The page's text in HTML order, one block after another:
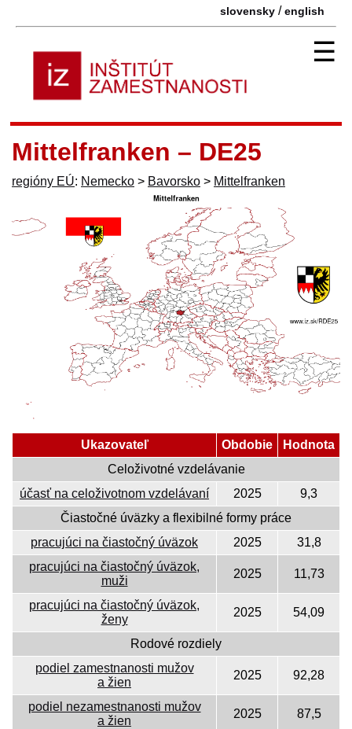
slovensky /english
☰
Mittelfranken – DE25
regióny EÚ: Nemecko > Bavorsko > Mittelfranken
Ukazovateľ Obdobie
Hodnota
Celoživotné vzdelávanie
účasť na celoživotnom vzdelávaní
2025
9,3
Čiastočné úväzky a flexibilné formy práce
pracujúci na čiastočný úväzok
2025
31,8
pracujúci na čiastočný úväzok,
muži
2025 11,73
pracujúci na čiastočný úväzok,
ženy
2025 54,09
Rodové rozdiely
podiel zamestnanosti mužov
a žien
2025 92,28
podiel nezamestnanosti mužov
a žien
2025 87,5